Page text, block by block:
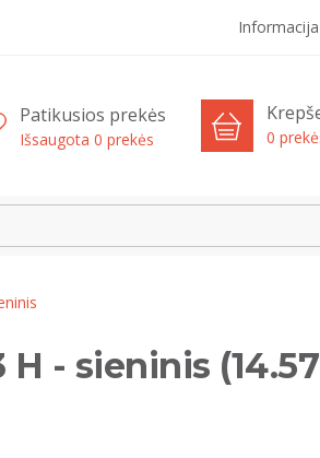
Informacija
Patikusios prekės
Išsaugota 0 prekės 0
- sieninis